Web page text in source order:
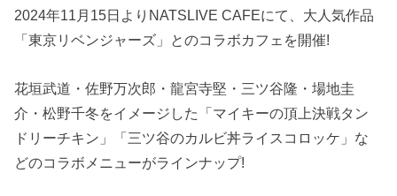
2024年11月15日よりNATSLIVE CAFEにて、大人気作品
「東京リベンジャーズ」とのコラボカフェを開催!
花垣武道・佐野万次郎・龍宮寺堅・三ツ谷隆・場地圭
介・松野千冬をイメージした「マイキーの頂上決戦タン
ドリーチキン」「三ツ谷のカルビ丼ライスコロッケ」な
どのコラボメニューがラインナップ!